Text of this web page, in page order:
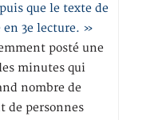
que le texte de
en 3e lecture. »
posté une
minutes qui
nombre de
de personnes